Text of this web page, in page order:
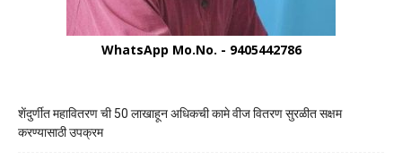
WhatsApp Mo.No. - 9405442786
शेंदुर्णीत महावितरण ची 50 लाखाहून अधिकची कामे वीज वितरण सुरळीत सक्षम
करण्यासाठी उपक्रम